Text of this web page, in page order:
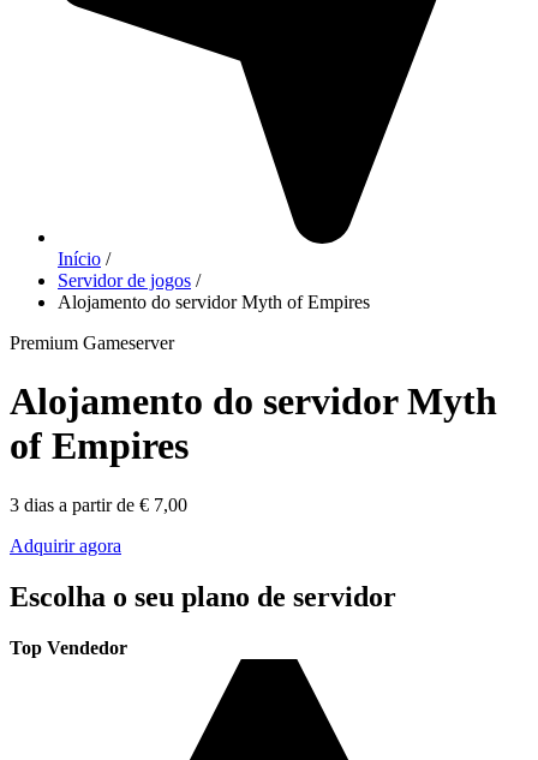
Início /
Servidor de jogos /
Alojamento do servidor Myth of Empires
Premium Gameserver
Alojamento do servidor Myth
of Empires
3 dias a partir de € 7,00
Adquirir agora
Escolha o seu plano de servidor
Top Vendedor